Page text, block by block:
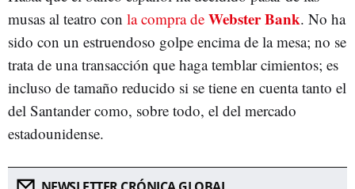
musas al teatro con la compra de Webster Bank. No ha
sido con un estruendoso golpe encima de la mesa; no se
trata de una transacción que haga temblar cimientos; es
incluso de tamaño reducido si se tiene en cuenta tanto el
del Santander como, sobre todo, el del mercado
estadounidense.